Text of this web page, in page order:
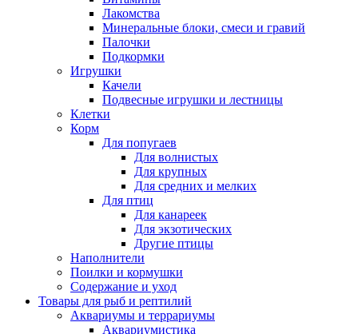
Лакомства
Минеральные блоки, смеси и гравий
Палочки
Подкормки
Игрушки
Качели
Подвесные игрушки и лестницы
Клетки
Корм
Для попугаев
Для волнистых
Для крупных
Для средних и мелких
Для птиц
Для канареек
Для экзотических
Другие птицы
Наполнители
Поилки и кормушки
Содержание и уход
Товары для рыб и рептилий
Аквариумы и террариумы
Аквариумистика